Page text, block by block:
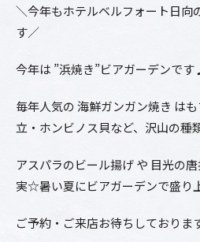
＼今年もホテルベルフォート日向
す／
今年は ”浜焼き”ビアガーデンです
毎年人気の 海鮮ガンガン焼き は
立・ホンビノス貝など、沢山の種
アスパラのビール揚げ や 目光の
実☆暑い夏にビアガーデンで盛り
ご予約・ご来店お待ちしておりま